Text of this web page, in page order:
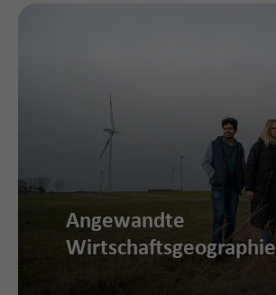
Angewandte
Wirtschaftsgeographie